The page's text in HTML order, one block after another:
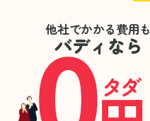
他社でかかる費用も
バディなら
タダ